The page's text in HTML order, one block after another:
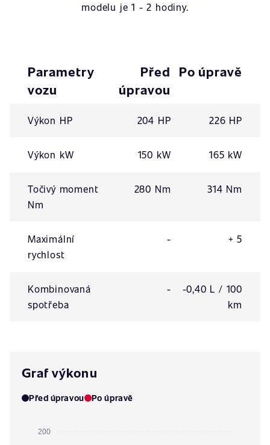
modelu je 1 - 2 hodiny.
Parametry
vozu
Před
úpravou
Po úpravě
Výkon HP 204 HP 226 HP
Výkon kW 150 kW 165 kW
Točivý moment
Nm
280 Nm 314 Nm
Maximální
rychlost
- + 5
Kombinovaná
spotřeba
-
-0,40 L / 100
km
Graf výkonu
Před úpravou Po úpravě
200